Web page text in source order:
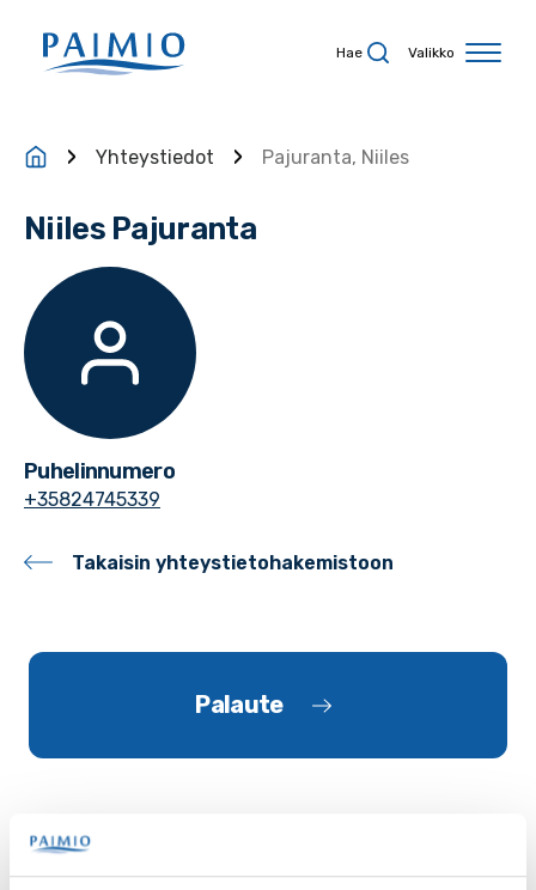
Hae Valikko
Yhteystiedot Pajuranta, Niiles
Niiles Pajuranta
Puhelinnumero
+35824745339
Takaisin yhteystietohakemistoon
Palaute